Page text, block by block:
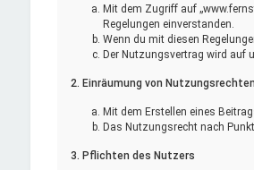
Mit dem Zugriff auf
Regelungen einverstanden.
Wenn du mit diesen
Der Nutzungsvertrag wird auf
2. Einräumung von Nutzungsrechten
Mit dem Erstellen eines
Das Nutzungsrecht nach
3. Pflichten des Nutzers